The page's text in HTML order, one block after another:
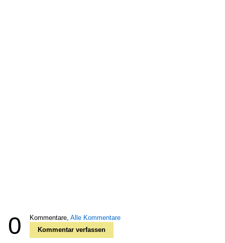
0 Kommentare, Alle Kommentare
Kommentar verfassen